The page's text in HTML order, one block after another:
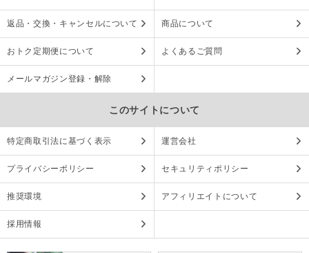
返品・交換・キャンセルについて 商品について
おトク定期便について よくあるご質問
メールマガジン登録・解除
このサイトについて
特定商取引法に基づく表示 運営会社
プライバシーポリシー セキュリティポリシー
推奨環境 アフィリエイトについて
採用情報